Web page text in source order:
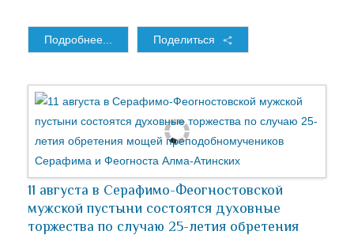
Подробнее... Поделиться
11 августа в Серафимо-Феогностовской
мужской пустыни состоятся духовные
торжества по случаю 25-летия обретения